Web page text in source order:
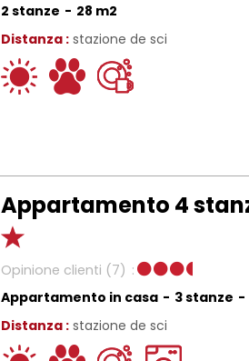
Distanza : stazione de sci
2 stanze 28 m2
Appartamento 4
Opinione clienti (7)
Distanza : stazione de sci
Appartamento in casa 3 stanze